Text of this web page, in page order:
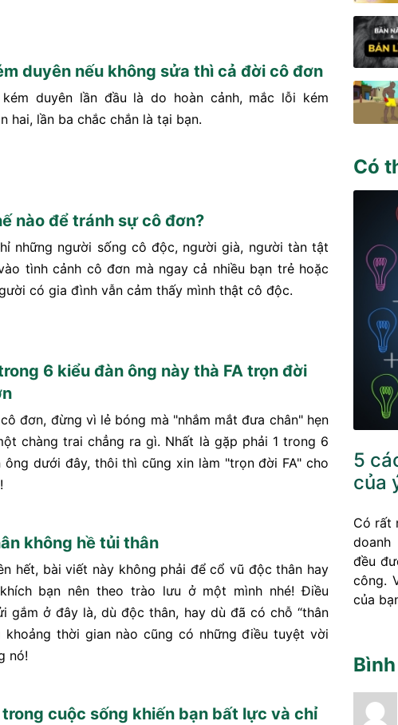
duyên nếu không sửa thì cả đời cô đơn
duyên lần đầu là do hoàn cảnh, mắc lỗi kém
hai, lần ba chắc chắn là tại bạn.
nào để tránh sự cô đơn?
những người sống cô độc, người già, người tàn tật
tình cảnh cô đơn mà ngay cả nhiều bạn trẻ hoặc
có gia đình vẫn cảm thấy mình thật cô độc.
6 kiểu đàn ông này thà FA trọn đời
đơn, đừng vì lẻ bóng mà "nhắm mắt đưa chân" hẹn
chàng trai chẳng ra gì. Nhất là gặp phải 1 trong 6
ông dưới đây, thôi thì cũng xin làm "trọn đời FA" cho
không hề tủi thân
hết, bài viết này không phải để cổ vũ độc thân hay
bạn nên theo trào lưu ở một mình nhé! Điều
gắm ở đây là, dù độc thân, hay dù đã có chỗ “thân
khoảng thời gian nào cũng có những điều tuyệt vời
nó!
cuộc sống khiến bạn bất lực và chỉ
Có
5
của
Có rất
đều
công.
của